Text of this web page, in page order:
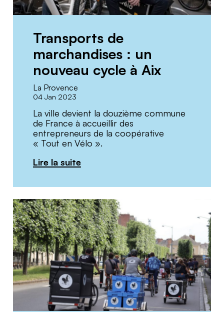
Transports de
marchandises : un
nouveau cycle à Aix
La Provence
04 Jan 2023
La ville devient la douzième commune
de France à accueillir des
entrepreneurs de la coopérative
« Tout en Vélo ».
Lire la suite